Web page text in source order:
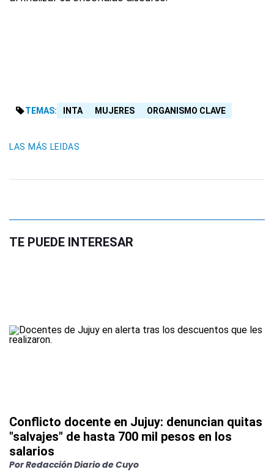
TEMAS: INTA MUJERES ORGANISMO CLAVE
LAS MÁS LEIDAS
TE PUEDE INTERESAR
Conflicto docente en Jujuy: denuncian quitas
"salvajes" de hasta 700 mil pesos en los
salarios
PorRedacción Diario de Cuyo